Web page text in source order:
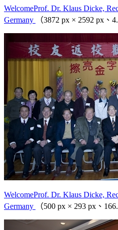
WelcomeProf. Dr. Klaus Dicke,
Germany
（3872 px × 2592 px、
WelcomeProf. Dr. Klaus Dicke,
Germany
（500 px × 293 px、